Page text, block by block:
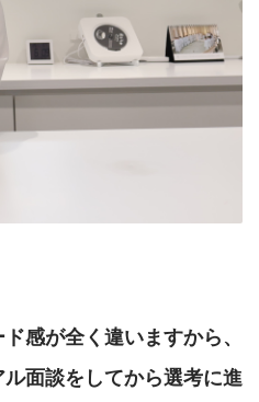
感が全く違いますから、
面談をしてから選考に進